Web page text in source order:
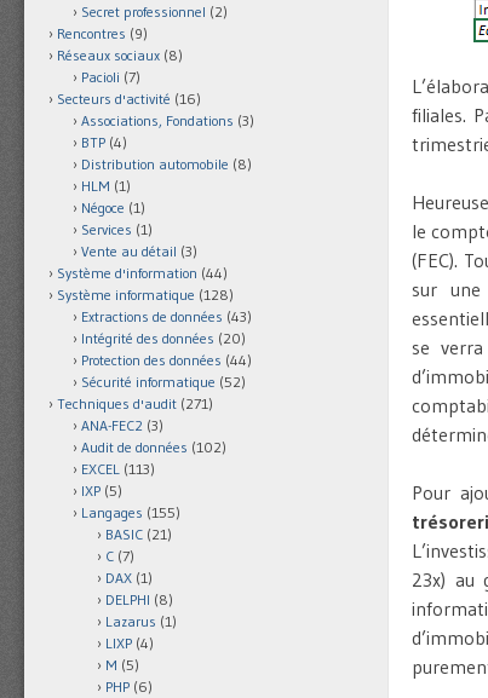
filiales.
le
(FEC).
sur
se
Pour
23x) au
Secret professionnel (2)
Rencontres (9)
Réseaux sociaux (8)
Pacioli (7)
Secteurs d'activité (16)
Associations, Fondations (3)
BTP (4)
Distribution automobile (8)
HLM (1)
Négoce (1)
Services (1)
Vente au détail (3)
Système d'information (44)
Système informatique (128)
Extractions de données (43)
Intégrité des données (20)
Protection des données (44)
Sécurité informatique (52)
Techniques d'audit (271)
ANA-FEC2 (3)
Audit de données (102)
EXCEL (113)
IXP (5)
Langages (155)
BASIC (21)
C (7)
DAX (1)
DELPHI (8)
Lazarus (1)
LIXP (4)
M (5)
PHP (6)